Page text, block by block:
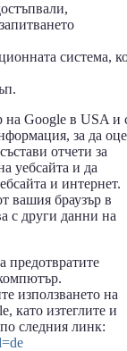
система,
на Google в USA и
за да
отчети за
уебсайта и да
и интернет.
вашия браузър в
с други данни на
предотвратите
използването на
като изтеглите и
следния линк: